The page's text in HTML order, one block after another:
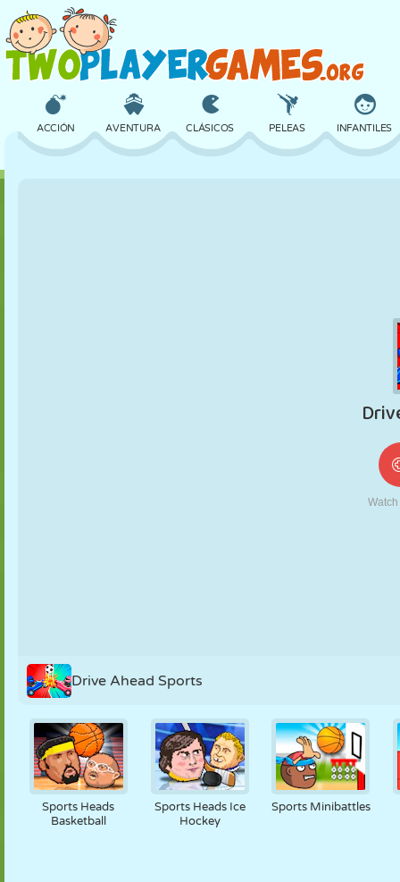
ACCIÓN AVENTURA CLÁSICOS PELEAS INFANTILES
ROBOTS
Drive Ahead Sports
Sports Heads
Basketball
Sports Heads Ice
Hockey
Sports Minibattles